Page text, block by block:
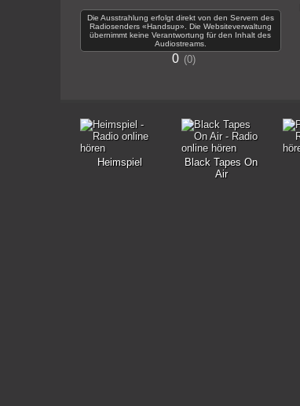
Die Ausstrahlung erfolgt direkt von den Servern des
Radiosenders «Handsup». Die Websiteverwaltung
übernimmt keine Verantwortung für den Inhalt des
Audiostreams.
0 0
Heimspiel
Black Tapes On
Air